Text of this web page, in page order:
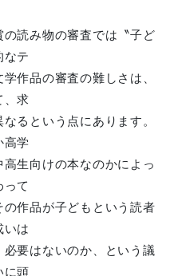
読み物の審査では〝子ど
なテ
作品の審査の難しさは、
、求
るという点にあります。
高学
生向けの本なのかによっ
て
作品が子どもという読者
は
要はないのか、という議
に頭